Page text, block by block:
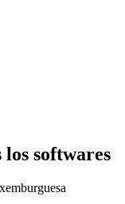
los softwares